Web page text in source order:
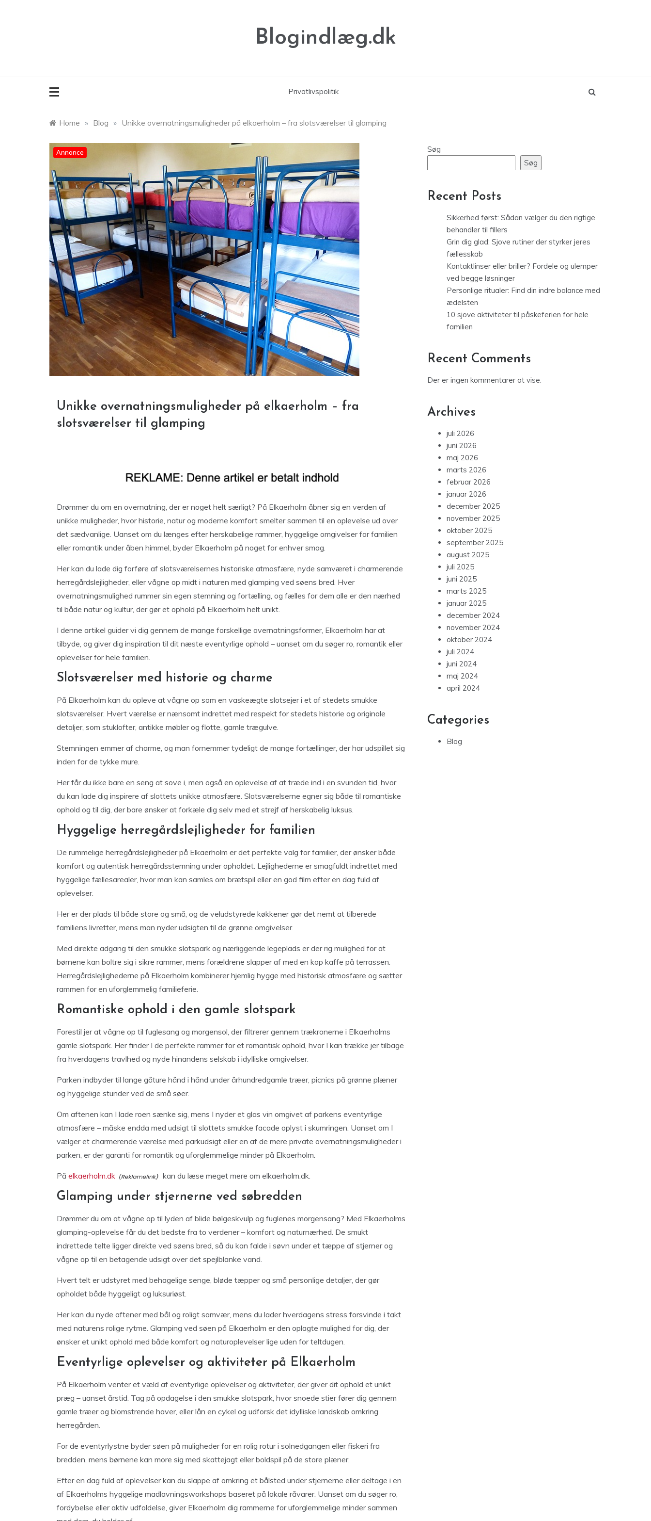
Blogindlæg.dk
Privatlivspolitik
Home » Blog » Unikke overnatningsmuligheder på elkaerholm – fra slotsværelser til glamping
Annonce
Unikke overnatningsmuligheder på elkaerholm – fra
slotsværelser til glamping
Drømmer du om en overnatning, der er noget helt særligt? På Elkaerholm åbner sig en verden af
unikke muligheder, hvor historie, natur og moderne komfort smelter sammen til en oplevelse ud over
det sædvanlige. Uanset om du længes efter herskabelige rammer, hyggelige omgivelser for familien
eller romantik under åben himmel, byder Elkaerholm på noget for enhver smag.
Her kan du lade dig forføre af slotsværelsernes historiske atmosfære, nyde samværet i charmerende
herregårdslejligheder, eller vågne op midt i naturen med glamping ved søens bred. Hver
overnatningsmulighed rummer sin egen stemning og fortælling, og fælles for dem alle er den nærhed
til både natur og kultur, der gør et ophold på Elkaerholm helt unikt.
I denne artikel guider vi dig gennem de mange forskellige overnatningsformer, Elkaerholm har at
tilbyde, og giver dig inspiration til dit næste eventyrlige ophold – uanset om du søger ro, romantik eller
oplevelser for hele familien.
Slotsværelser med historie og charme
På Elkaerholm kan du opleve at vågne op som en vaskeægte slotsejer i et af stedets smukke
slotsværelser. Hvert værelse er nænsomt indrettet med respekt for stedets historie og originale
detaljer, som stuklofter, antikke møbler og flotte, gamle trægulve.
Stemningen emmer af charme, og man fornemmer tydeligt de mange fortællinger, der har udspillet sig
inden for de tykke mure.
Her får du ikke bare en seng at sove i, men også en oplevelse af at træde ind i en svunden tid, hvor
du kan lade dig inspirere af slottets unikke atmosfære. Slotsværelserne egner sig både til romantiske
ophold og til dig, der bare ønsker at forkæle dig selv med et strejf af herskabelig luksus.
Hyggelige herregårdslejligheder for familien
De rummelige herregårdslejligheder på Elkaerholm er det perfekte valg for familier, der ønsker både
komfort og autentisk herregårdsstemning under opholdet. Lejlighederne er smagfuldt indrettet med
hyggelige fællesarealer, hvor man kan samles om brætspil eller en god film efter en dag fuld af
oplevelser.
Her er der plads til både store og små, og de veludstyrede køkkener gør det nemt at tilberede
familiens livretter, mens man nyder udsigten til de grønne omgivelser.
Med direkte adgang til den smukke slotspark og nærliggende legeplads er der rig mulighed for at
børnene kan boltre sig i sikre rammer, mens forældrene slapper af med en kop kaffe på terrassen.
Herregårdslejlighederne på Elkaerholm kombinerer hjemlig hygge med historisk atmosfære og sætter
rammen for en uforglemmelig familieferie.
Romantiske ophold i den gamle slotspark
Forestil jer at vågne op til fuglesang og morgensol, der filtrerer gennem trækronerne i Elkaerholms
gamle slotspark. Her finder I de perfekte rammer for et romantisk ophold, hvor I kan trække jer tilbage
fra hverdagens travlhed og nyde hinandens selskab i idylliske omgivelser.
Parken indbyder til lange gåture hånd i hånd under århundredgamle træer, picnics på grønne plæner
og hyggelige stunder ved de små søer.
Om aftenen kan I lade roen sænke sig, mens I nyder et glas vin omgivet af parkens eventyrlige
atmosfære – måske endda med udsigt til slottets smukke facade oplyst i skumringen. Uanset om I
vælger et charmerende værelse med parkudsigt eller en af de mere private overnatningsmuligheder i
parken, er der garanti for romantik og uforglemmelige minder på Elkaerholm.
På elkaerholm.dk kan du læse meget mere om elkaerholm.dk.
Glamping under stjernerne ved søbredden
Drømmer du om at vågne op til lyden af blide bølgeskvulp og fuglenes morgensang? Med Elkaerholms
glamping-oplevelse får du det bedste fra to verdener – komfort og naturnærhed. De smukt
indrettede telte ligger direkte ved søens bred, så du kan falde i søvn under et tæppe af stjerner og
vågne op til en betagende udsigt over det spejlblanke vand.
Hvert telt er udstyret med behagelige senge, bløde tæpper og små personlige detaljer, der gør
opholdet både hyggeligt og luksuriøst.
Her kan du nyde aftener med bål og roligt samvær, mens du lader hverdagens stress forsvinde i takt
med naturens rolige rytme. Glamping ved søen på Elkaerholm er den oplagte mulighed for dig, der
ønsker et unikt ophold med både komfort og naturoplevelser lige uden for teltdugen.
Eventyrlige oplevelser og aktiviteter på Elkaerholm
På Elkaerholm venter et væld af eventyrlige oplevelser og aktiviteter, der giver dit ophold et unikt
præg – uanset årstid. Tag på opdagelse i den smukke slotspark, hvor snoede stier fører dig gennem
gamle træer og blomstrende haver, eller lån en cykel og udforsk det idylliske landskab omkring
herregården.
For de eventyrlystne byder søen på muligheder for en rolig rotur i solnedgangen eller fiskeri fra
bredden, mens børnene kan more sig med skattejagt eller boldspil på de store plæner.
Efter en dag fuld af oplevelser kan du slappe af omkring et bålsted under stjernerne eller deltage i en
af Elkaerholms hyggelige madlavningsworkshops baseret på lokale råvarer. Uanset om du søger ro,
fordybelse eller aktiv udfoldelse, giver Elkaerholm dig rammerne for uforglemmelige minder sammen
Søg
Søg
Recent Posts
Sikkerhed først: Sådan vælger du den rigtige
behandler til fillers
Grin dig glad: Sjove rutiner der styrker jeres
fællesskab
Kontaktlinser eller briller? Fordele og ulemper
ved begge løsninger
Personlige ritualer: Find din indre balance med
ædelsten
10 sjove aktiviteter til påskeferien for hele
familien
Recent Comments
Der er ingen kommentarer at vise.
Archives
juli 2026
juni 2026
maj 2026
marts 2026
februar 2026
januar 2026
december 2025
november 2025
oktober 2025
september 2025
august 2025
juli 2025
juni 2025
marts 2025
januar 2025
december 2024
november 2024
oktober 2024
juli 2024
juni 2024
maj 2024
april 2024
Categories
Blog